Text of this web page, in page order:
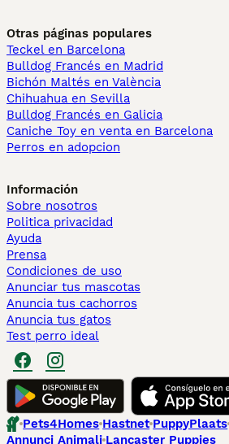
Otras páginas populares
Teckel en Barcelona
Bulldog Francés en Madrid
Bichón Maltés en València
Chihuahua en Sevilla
Bulldog Francés en Galicia
Caniche Toy en venta en Barcelona
Perros en adopcion
Información
Sobre nosotros
Politica privacidad
Ayuda
Prensa
Condiciones de uso
Anunciar tus mascotas
Anuncia tus cachorros
Anuncia tus gatos
Test perro ideal
Pets4Homes Hastnet PuppyPlaats
Annunci Animali Lancaster Puppies